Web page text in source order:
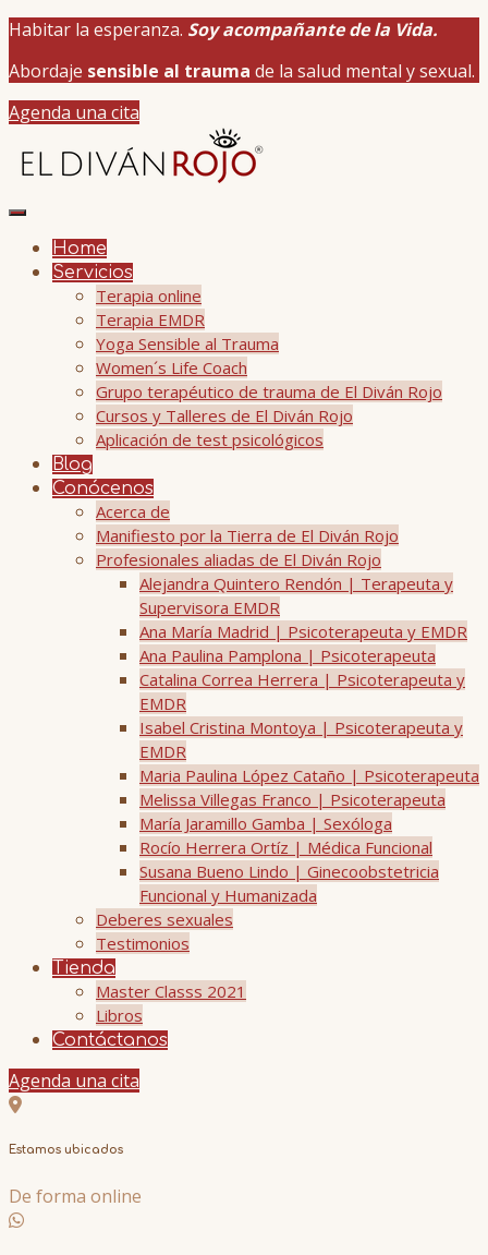
Habitar la esperanza. Soy acompañante de la Vida.
Abordaje sensible al trauma de la salud mental y sexual.
Agenda una cita
Home
Servicios
Terapia online
Terapia EMDR
Yoga Sensible al Trauma
Women´s Life Coach
Grupo terapéutico de trauma de El Diván Rojo
Cursos y Talleres de El Diván Rojo
Aplicación de test psicológicos
Blog
Conócenos
Acerca de
Manifiesto por la Tierra de El Diván Rojo
Profesionales aliadas de El Diván Rojo
Alejandra Quintero Rendón | Terapeuta y
Supervisora EMDR
Ana María Madrid | Psicoterapeuta y EMDR
Ana Paulina Pamplona | Psicoterapeuta
Catalina Correa Herrera | Psicoterapeuta y
EMDR
Isabel Cristina Montoya | Psicoterapeuta y
EMDR
Maria Paulina López Cataño | Psicoterapeuta
Melissa Villegas Franco | Psicoterapeuta
María Jaramillo Gamba | Sexóloga
Rocío Herrera Ortíz | Médica Funcional
Susana Bueno Lindo | Ginecoobstetricia
Funcional y Humanizada
Deberes sexuales
Testimonios
Tienda
Master Classs 2021
Libros
Contáctanos
Agenda una cita
Estamos ubicados
De forma online